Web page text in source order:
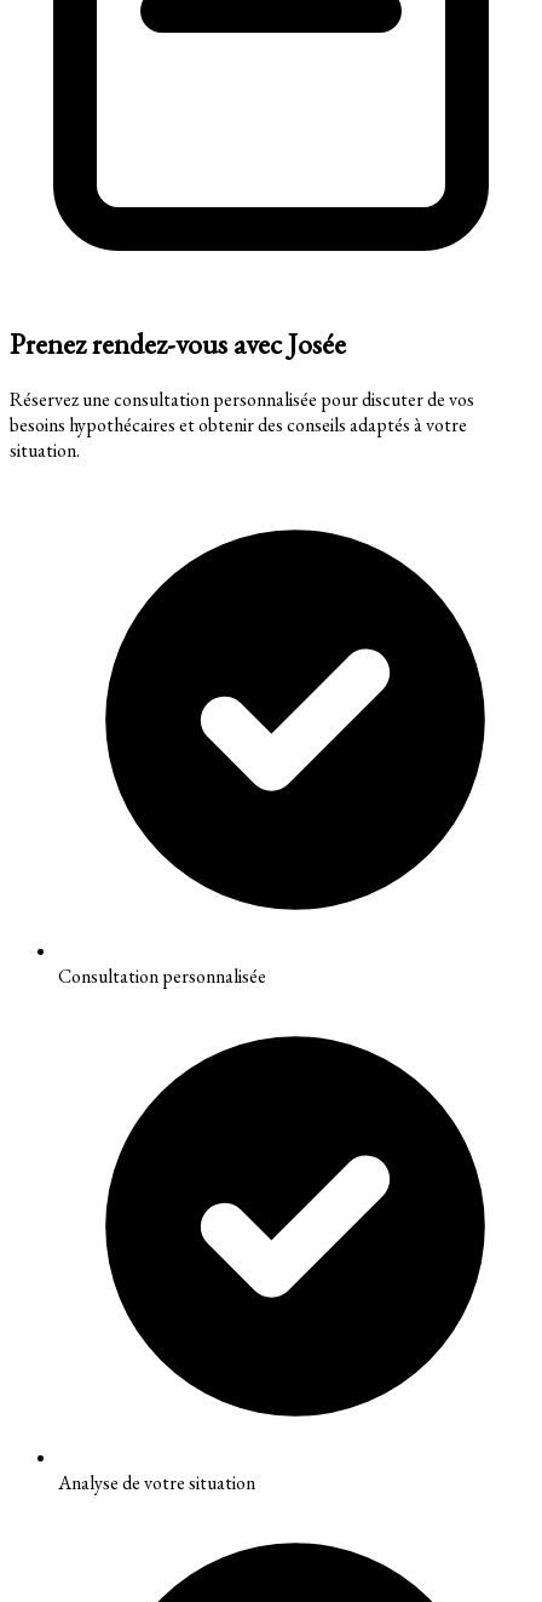
Prenez rendez-vous avec Josée
Réservez une consultation personnalisée pour discuter de vos
besoins hypothécaires et obtenir des conseils adaptés à votre
situation.
Consultation personnalisée
Analyse de votre situation